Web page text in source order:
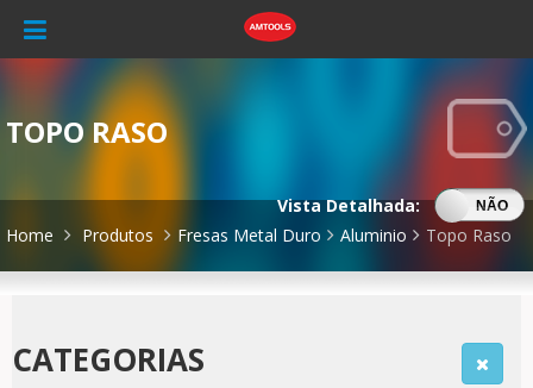
TOPO RASO
Vista Detalhada:
SIM NÃO
Home Produtos Fresas Metal Duro Aluminio Topo Raso
CATEGORIAS